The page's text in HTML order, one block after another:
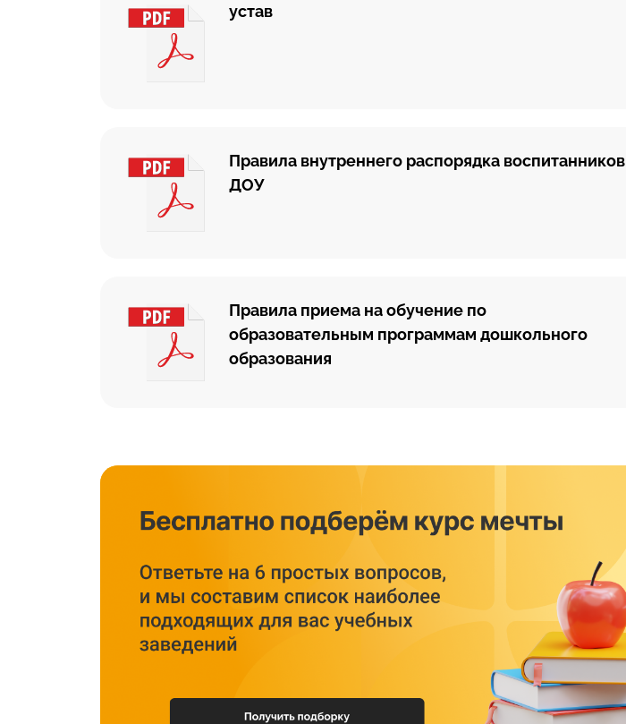
устав
Правила внутреннего распорядка воспитанников
ДОУ
Правила приема на обучение по
образовательным программам дошкольного
образования